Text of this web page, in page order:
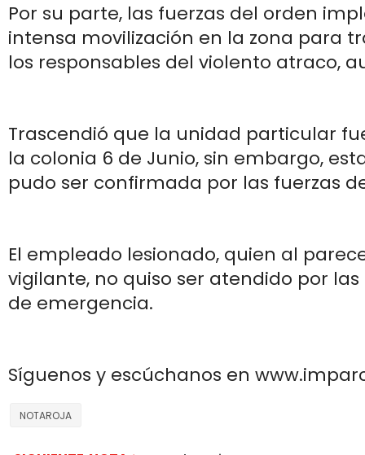
Por su parte, las fuerzas del orden
intensa movilización en la zona para
los responsables del violento atraco,
Trascendió que la unidad particular
la colonia 6 de Junio, sin embargo,
pudo ser confirmada por las fuerzas
El empleado lesionado, quien al
vigilante, no quiso ser atendido por
de emergencia.
Síguenos y escúchanos en
NOTAROJA